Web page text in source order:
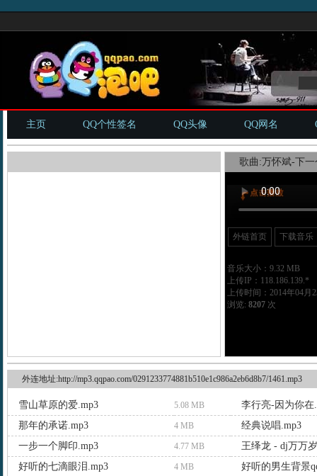
主页 QQ个性签名 QQ头像 QQ网名
歌曲:万怀斌-下一
外链首页 下载音乐
音乐大小：9.32 MB
上传IP：118.186.139.*
上传时间：2014年04月
浏览: 8207次
外连地址:http://mp3.qqpao.com/0291233774881b510e1c986a2eb6d8b7/1461.mp3
雪山草原的爱.mp3 5.08 MB
李行亮-因为你在
那年的承诺.mp3
4 MB
经典说唱.mp3
一步一个脚印.mp3
4.77 MB
王绎龙 - dj万万
好听的七滴眼泪.mp3
4 MB
好听的男生背景